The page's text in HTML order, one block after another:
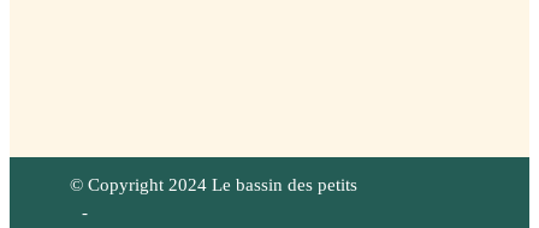
© Copyright 2024 Le bassin des petits
-